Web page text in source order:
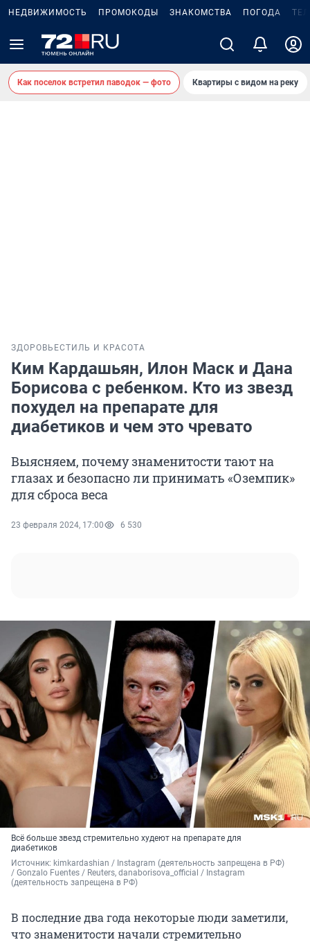
НЕДВИЖИМОСТЬ ПРОМОКОДЫ ЗНАКОМСТВА ПОГОДА
Как поселок встретил паводок — фото Квартиры с видом на реку
ЗДОРОВЬЕСТИЛЬ И КРАСОТА
Ким Кардашьян, Илон Маск и Дана
Борисова с ребенком. Кто из звезд
похудел на препарате для
диабетиков и чем это чревато
Выясняем, почему знаменитости тают на
глазах и безопасно ли принимать «Оземпик»
для сброса веса
23 февраля 2024, 17:00 6 530
Всё больше звезд стремительно худеют на препарате для
диабетиков
Источник: kimkardashian / Instagram (деятельность запрещена в РФ)
/ Gonzalo Fuentes / Reuters, danaborisova_official / Instagram
(деятельность запрещена в РФ)
В последние два года некоторые люди заметили,
что знаменитости начали стремительно